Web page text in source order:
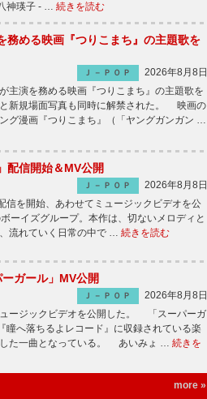
神瑛子 - … 続きを読む
務める映画『つりこまち』の主題歌を
Ｊ－ＰＯＰ
2026年8月8日
主演を務める映画『つりこまち』の主題歌を
新規場面写真も同時に解禁された。 映画の
グ漫画『つりこまち』（「ヤングガンガン …
配信開始＆MV公開
Ｊ－ＰＯＰ
2026年8月8日
を開始、あわせてミュージックビデオを公
イズグループ。本作は、切ないメロディと
流れていく日常の中で … 続きを読む
ガール」MV公開
Ｊ－ＰＯＰ
2026年8月8日
ージックビデオを公開した。 「スーパーガ
へ落ちるよレコード』に収録されている楽
した一曲となっている。 あいみょ … 続きを
more »